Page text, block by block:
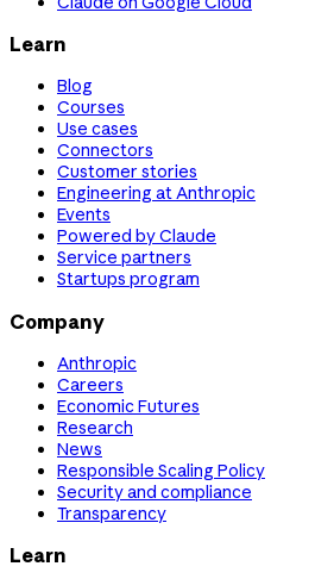
Learn
Blog
Courses
Use cases
Connectors
Customer stories
Engineering at Anthropic
Events
Powered by Claude
Service partners
Startups program
Company
Anthropic
Careers
Economic Futures
Research
News
Responsible Scaling Policy
Security and compliance
Transparency
Learn